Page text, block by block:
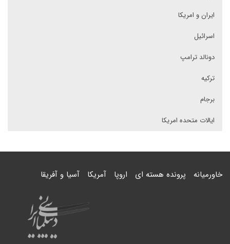
ایران و امریکا
اسرائیل
دونالد ترامپ
ترکیه
برجام
ایالات متحده امریکا
خاورمیانه پرونده هسته ای اروپا آمریکا آسیا و آفریقا